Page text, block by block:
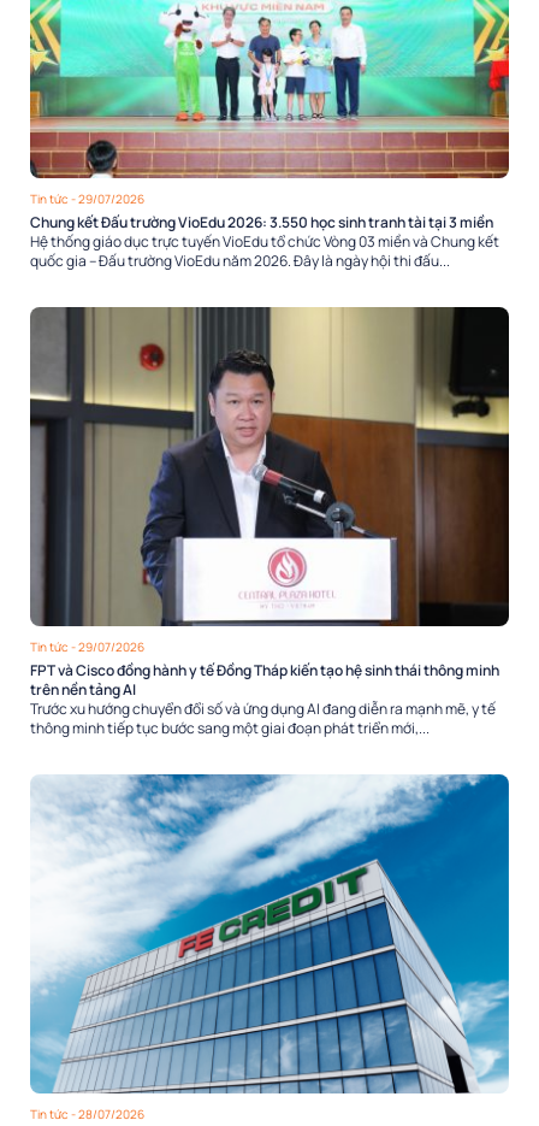
Tin tức - 29/07/2026
Chung kết Đấu trường VioEdu 2026: 3.550 học sinh tranh tài tại 3 miền
Hệ thống giáo dục trực tuyến VioEdu tổ chức Vòng 03 miền và Chung kết
quốc gia – Đấu trường VioEdu năm 2026. Đây là ngày hội thi đấu...
Tin tức - 29/07/2026
FPT và Cisco đồng hành y tế Đồng Tháp kiến tạo hệ sinh thái thông minh
trên nền tảng AI
Trước xu hướng chuyển đổi số và ứng dụng AI đang diễn ra mạnh mẽ, y tế
thông minh tiếp tục bước sang một giai đoạn phát triển mới,...
Tin tức - 28/07/2026